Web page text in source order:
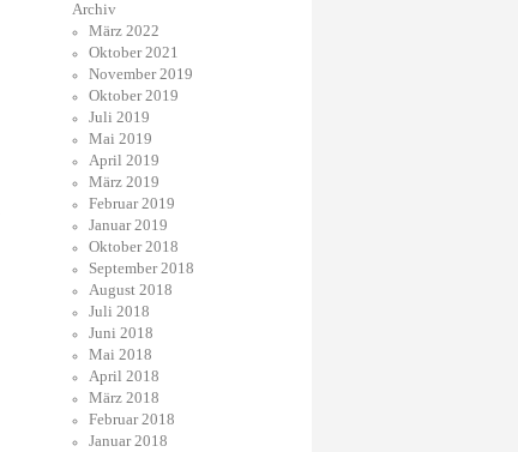
Archiv
März 2022
Oktober 2021
November 2019
Oktober 2019
Juli 2019
Mai 2019
April 2019
März 2019
Februar 2019
Januar 2019
Oktober 2018
September 2018
August 2018
Juli 2018
Juni 2018
Mai 2018
April 2018
März 2018
Februar 2018
Januar 2018